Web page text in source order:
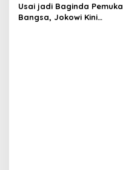
Usai jadi Baginda Pemuka
Bangsa, Jokowi Kini